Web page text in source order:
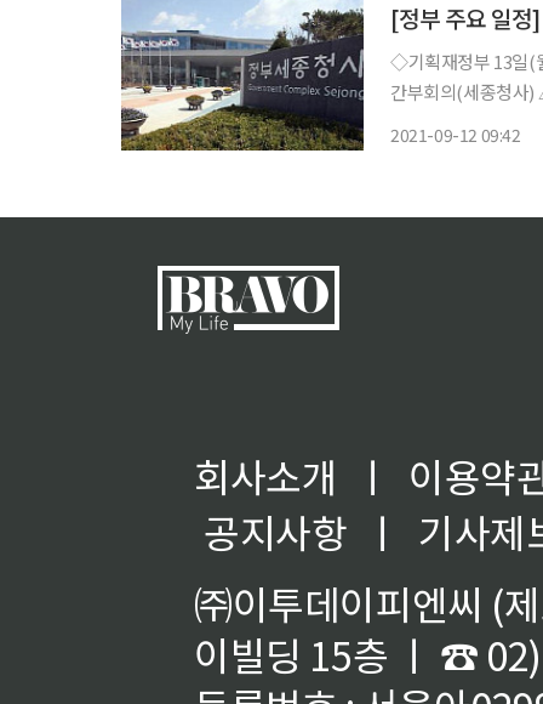
[정부 주요 일
◇기획재정부 13일(월) △부총리 11:00 한국판 뉴딜 당정 추진본부 회의(비공개), 14:00 확대
간부회의(세종청사) △기재부 1차관 11:00 한국판 뉴딜 당정 추진본부 회의(비공개), 14:00
2021-09-12 09:42
회사소개 ㅣ
이용약
공지사항
ㅣ
기사제
㈜이투데이피엔씨 (
이빌딩 15층 ㅣ ☎